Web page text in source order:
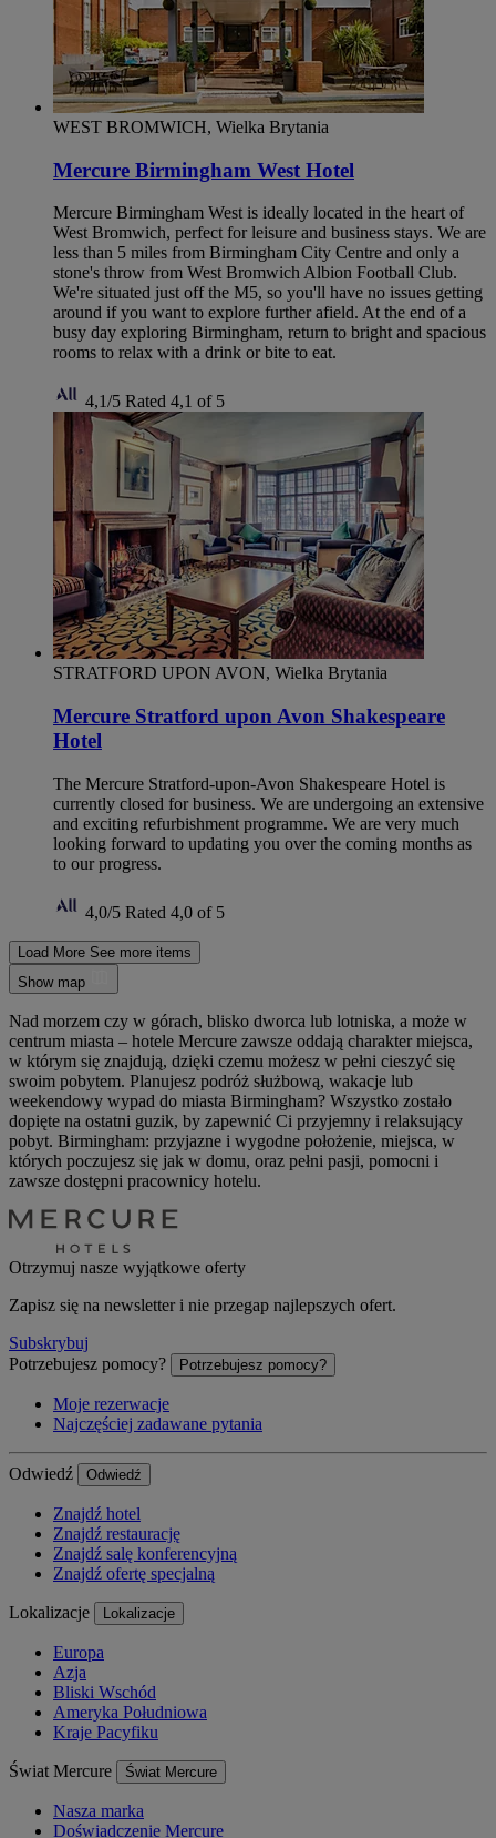
WEST BROMWICH, Wielka Brytania
Mercure Birmingham West Hotel
Mercure Birmingham West is ideally located in the heart of
West Bromwich, perfect for leisure and business stays. We are
less than 5 miles from Birmingham City Centre and only a
stone's throw from West Bromwich Albion Football Club.
We're situated just off the M5, so you'll have no issues getting
around if you want to explore further afield. At the end of a
busy day exploring Birmingham, return to bright and spacious
rooms to relax with a drink or bite to eat.
4,1/5 Rated 4,1 of 5
STRATFORD UPON AVON, Wielka Brytania
Mercure Stratford upon Avon Shakespeare
Hotel
The Mercure Stratford-upon-Avon Shakespeare Hotel is
currently closed for business. We are undergoing an extensive
and exciting refurbishment programme. We are very much
looking forward to updating you over the coming months as
to our progress.
4,0/5 Rated 4,0 of 5
Load More See more items
Show map
Nad morzem czy w górach, blisko dworca lub lotniska, a może w
centrum miasta – hotele Mercure zawsze oddają charakter miejsca,
w którym się znajdują, dzięki czemu możesz w pełni cieszyć się
swoim pobytem. Planujesz podróż służbową, wakacje lub
weekendowy wypad do miasta Birmingham? Wszystko zostało
dopięte na ostatni guzik, by zapewnić Ci przyjemny i relaksujący
pobyt. Birmingham: przyjazne i wygodne położenie, miejsca, w
których poczujesz się jak w domu, oraz pełni pasji, pomocni i
zawsze dostępni pracownicy hotelu.
Otrzymuj nasze wyjątkowe oferty
Zapisz się na newsletter i nie przegap najlepszych ofert.
Subskrybuj
Potrzebujesz pomocy?
Potrzebujesz pomocy?
Moje rezerwacje
Najczęściej zadawane pytania
Odwiedź Odwiedź
Znajdź hotel
Znajdź restaurację
Znajdź salę konferencyjną
Znajdź ofertę specjalną
Lokalizacje Lokalizacje
Europa
Azja
Bliski Wschód
Ameryka Południowa
Kraje Pacyfiku
Świat Mercure Świat Mercure
Nasza marka
Doświadczenie Mercure